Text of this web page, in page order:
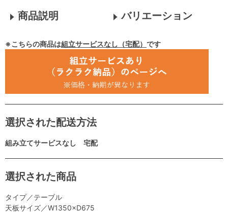
商品説明 バリエーション
※こちらの商品は組立サービスなし（宅配） です
選択された配送方法
組み立てサービスなし 宅配
選択された商品
タイプ／テーブル
天板サイズ／W1350×D675